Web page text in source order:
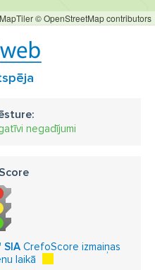
© OpenStreetMap contributors
negadījumi
SIACrefoScore izmaiņas
laikā